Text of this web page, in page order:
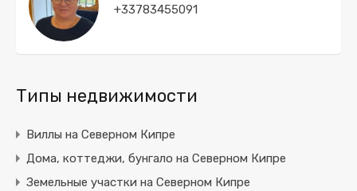
+33783455091
Типы недвижимости
Виллы на Северном Кипре
Дома, коттеджи, бунгало на Северном Кипре
Земельные участки на Северном Кипре